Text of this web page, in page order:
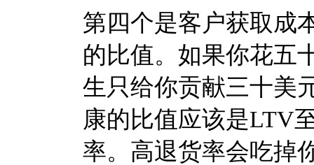
第四个是客户获取成
的比值。如果你花五
生只给你贡献三十美
康的比值应该是LTV
率。高退货率会吃掉